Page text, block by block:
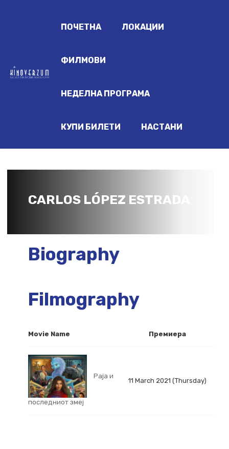
ПОЧЕТНА ЛОКАЦИИ
ФИЛМОВИ
НЕДЕЛНА ПРОГРАМА
КУПИ БИЛЕТИ НАСТАНИ
CARLOS LÓPEZ ESTRADA
Biography
Filmography
Movie Name Премиера
Раја и
последниот змеј
11 March 2021 (Thursday)